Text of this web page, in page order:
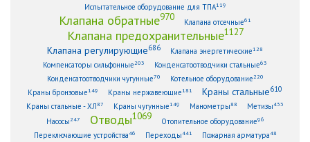
Испытательное оборудование для ТПА119
Клапана обратные970 Клапана отсечные61
Клапана предохранительные1127
Клапана регулирующие686 Клапана энергетические128
Компенсаторы сильфонные 203 Конденсатоотводчики стальные63
Конденсатоотводчики чугунные70 Котельное оборудование 220
Краны бронзовые149 Краны нержавеющие181 Краны стальные610
Краны стальные - ХЛ87 Краны чугунные149 Манометры88 Метизы433
Насосы 247 Отводы1069 Отопительное оборудование96
Переключающие устройства46 Переходы441 Пожарная арматура48